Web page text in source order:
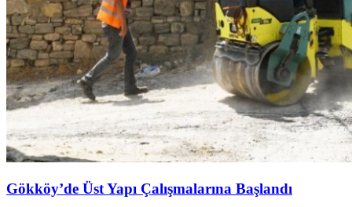
Gökköy’de Üst Yapı Çalışmalarına Başlandı